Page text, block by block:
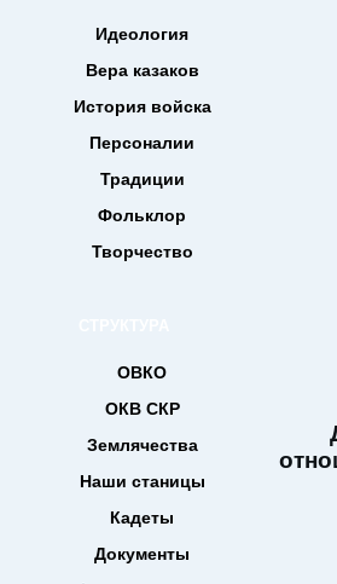
Идеология
Вера казаков
История войска
Персоналии
Традиции
Фольклор
Творчество
ОВКО
ОКВ СКР
Землячества
Наши станицы
Кадеты
Документы